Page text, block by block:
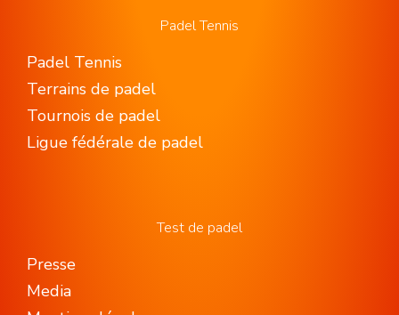
Padel Tennis
Padel Tennis
Terrains de padel
Tournois de padel
Ligue fédérale de padel
Test de padel
Presse
Media